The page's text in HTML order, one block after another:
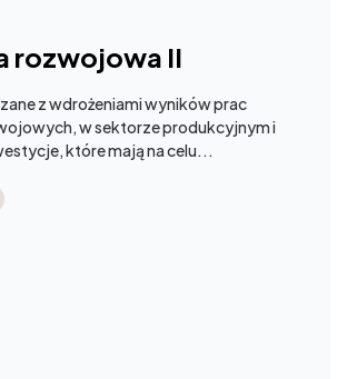
rozwojowa II
z wdrożeniami wyników prac
w sektorze produkcyjnym i
które mają na celu...